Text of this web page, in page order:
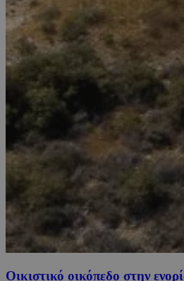
Οικιστικό οικόπεδο στην